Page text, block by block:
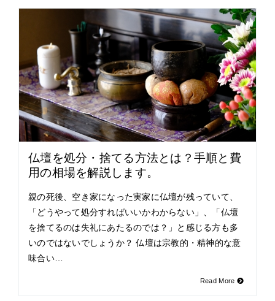
仏壇を処分・捨てる方法とは？手順と費
用の相場を解説します。
親の死後、空き家になった実家に仏壇が残っていて、
「どうやって処分すればいいかわからない」、「仏壇
を捨てるのは失礼にあたるのでは？」と感じる方も多
いのではないでしょうか？ 仏壇は宗教的・精神的な意
味合い…
Read More